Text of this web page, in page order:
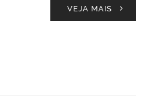
VEJA MAIS